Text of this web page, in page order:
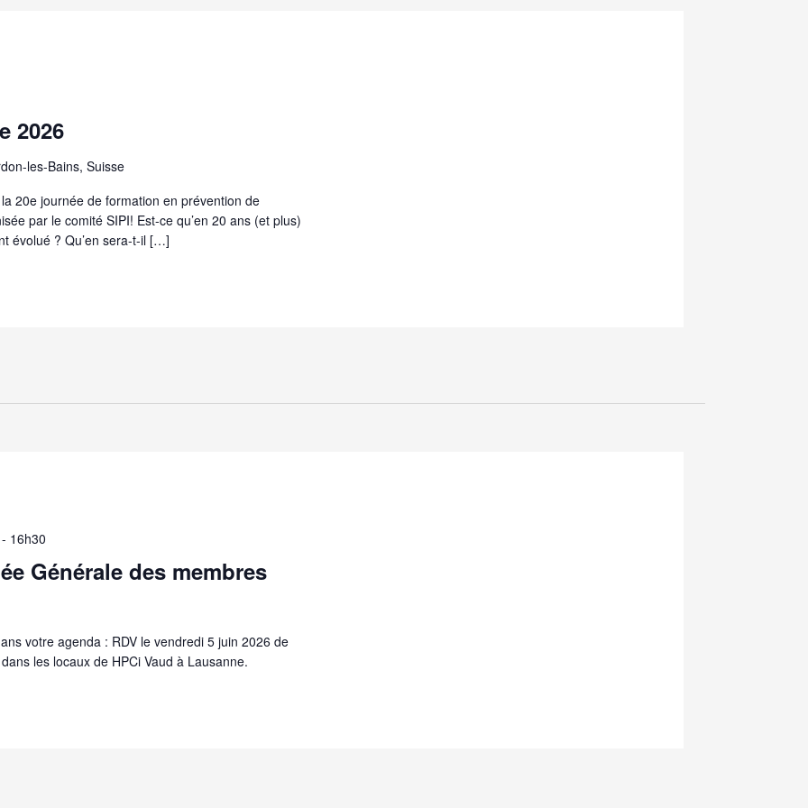
2026
les-Bains, Suisse
20e journée de formation en prévention de
par le comité SIPI! Est-ce qu’en 20 ans (et plus)
évolué ? Qu’en sera-t-il […]
Générale des membres
16h30
votre agenda : RDV le vendredi 5 juin 2026 de
les locaux de HPCi Vaud à Lausanne.